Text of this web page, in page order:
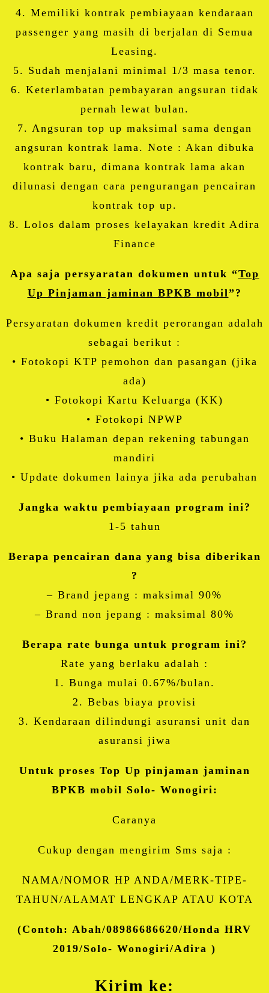
4. Memiliki kontrak pembiayaan kendaraan
passenger yang masih di berjalan di Semua
Leasing.
5. Sudah menjalani minimal 1/3 masa tenor.
6. Keterlambatan pembayaran angsuran tidak
pernah lewat bulan.
7. Angsuran top up maksimal sama dengan
angsuran kontrak lama. Note : Akan dibuka
kontrak baru, dimana kontrak lama akan
dilunasi dengan cara pengurangan pencairan
kontrak top up.
8. Lolos dalam proses kelayakan kredit Adira
Finance
Apa saja persyaratan dokumen untuk “Top
Up Pinjaman jaminan BPKB mobil”?
Persyaratan dokumen kredit perorangan adalah
sebagai berikut :
• Fotokopi KTP pemohon dan pasangan (jika
ada)
• Fotokopi Kartu Keluarga (KK)
• Fotokopi NPWP
• Buku Halaman depan rekening tabungan
mandiri
• Update dokumen lainya jika ada perubahan
Jangka waktu pembiayaan program ini?
1-5 tahun
Berapa pencairan dana yang bisa diberikan
?
– Brand jepang : maksimal 90%
– Brand non jepang : maksimal 80%
Berapa rate bunga untuk program ini?
Rate yang berlaku adalah :
1. Bunga mulai 0.67%/bulan.
2. Bebas biaya provisi
3. Kendaraan dilindungi asuransi unit dan
asuransi jiwa
Untuk proses Top Up pinjaman jaminan
BPKB mobil Solo- Wonogiri:
Caranya
Cukup dengan mengirim Sms saja :
NAMA/NOMOR HP ANDA/MERK-TIPE-
TAHUN/ALAMAT LENGKAP ATAU KOTA
(Contoh: Abah/08986686620/Honda HRV
2019/Solo- Wonogiri/Adira )
Kirim ke: